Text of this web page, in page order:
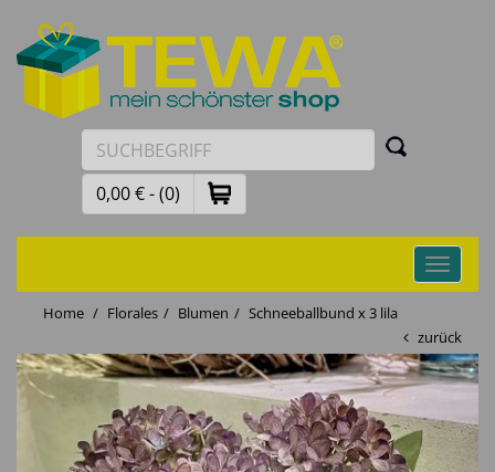
0,00 € - (0)
Toggle
Home
Florales Blumen
Schneeballbund x 3 lila
zurück